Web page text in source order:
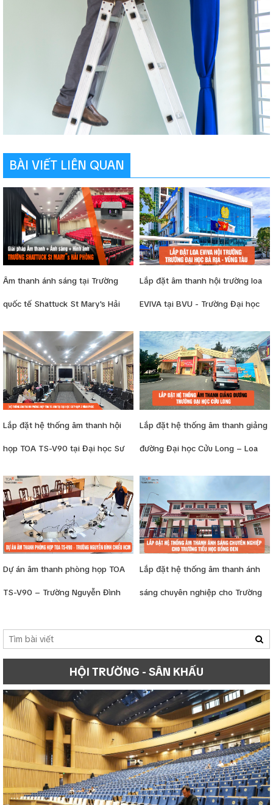
BÀI VIẾT LIÊN QUAN
Âm thanh ánh sáng tại Trường
quốc tế Shattuck St Mary's Hải
Lắp đặt âm thanh hội trường loa
EVIVA tại BVU - Trường Đại học
Lắp đặt hệ thống âm thanh hội
họp TOA TS-V90 tại Đại học Sư
Lắp đặt hệ thống âm thanh giảng
đường Đại học Cửu Long – Loa
Dynacord
Dự án âm thanh phòng họp TOA
TS-V90 – Trường Nguyễn Đình
Lắp đặt hệ thống âm thanh ánh
sáng chuyên nghiệp cho Trường
HỘI TRƯỜNG - SÂN KHẤU